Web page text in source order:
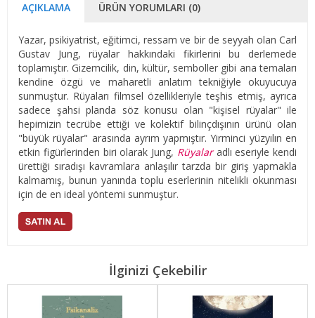
AÇIKLAMA ÜRÜN YORUMLARI (0)
Yazar, psikiyatrist, eğitimci, ressam ve bir de seyyah olan Carl
Gustav Jung, rüyalar hakkındaki fikirlerini bu derlemede
toplamıştır. Gizemcilik, din, kültür, semboller gibi ana temaları
kendine özgü ve maharetli anlatım tekniğiyle okuyucuya
sunmuştur. Rüyaları filmsel özellikleriyle teşhis etmiş, ayrıca
sadece şahsi planda söz konusu olan "kişisel rüyalar" ile
hepimizin tecrübe ettiği ve kolektif bilinçdışının ürünü olan
"büyük rüyalar" arasında ayrım yapmıştır. Yirminci yüzyılın en
etkin figürlerinden biri olarak Jung, Rüyalaradlı eseriyle kendi
ürettiği sıradışı kavramlara anlaşılır tarzda bir giriş yapmakla
kalmamış, bunun yanında toplu eserlerinin nitelikli okunması
için de en ideal yöntemi sunmuştur.
İlginizi Çekebilir